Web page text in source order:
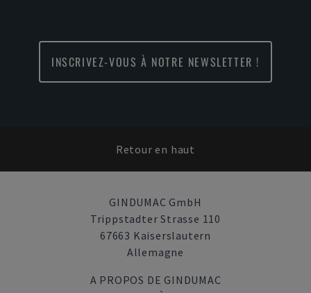
INSCRIVEZ-VOUS À NOTRE NEWSLETTER !
Retour en haut
GINDUMAC GmbH
Trippstadter Strasse 110
67663 Kaiserslautern
Allemagne
A PROPOS DE GINDUMAC